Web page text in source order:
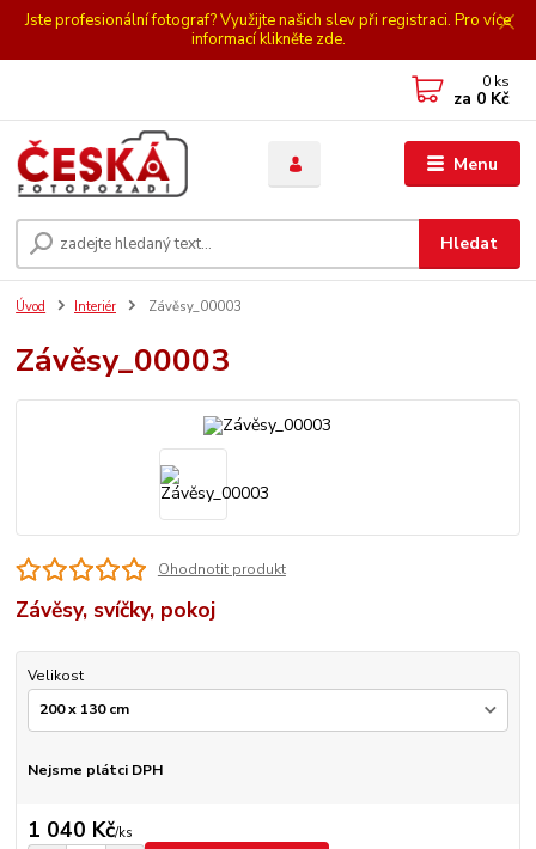
Jste profesionální fotograf? Využijte našich slev při registraci. Pro více
informací klikněte zde.
Menu
Hledat
0 ks
za 0 Kč
Úvod Interiér Závěsy_00003
Závěsy_00003
Ohodnotit produkt
Závěsy, svíčky, pokoj
Velikost
Nejsme plátci DPH
1 040 Kč/ks